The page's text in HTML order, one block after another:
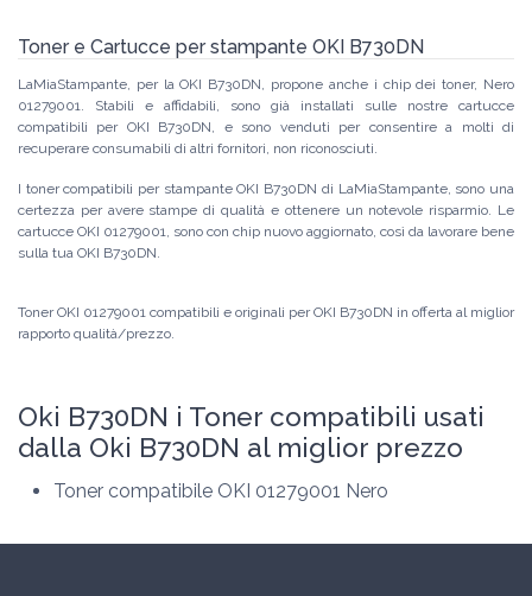
Toner e Cartucce per stampante OKI B730DN
LaMiaStampante, per la OKI B730DN, propone anche i chip dei toner, Nero
01279001. Stabili e affidabili, sono già installati sulle nostre cartucce
compatibili per OKI B730DN, e sono venduti per consentire a molti di
recuperare consumabili di altri fornitori, non riconosciuti.
I toner compatibili per stampante OKI B730DN di LaMiaStampante, sono una
certezza per avere stampe di qualità e ottenere un notevole risparmio. Le
cartucce OKI 01279001, sono con chip nuovo aggiornato, così da lavorare bene
sulla tua OKI B730DN.
Toner OKI 01279001 compatibili e originali per OKI B730DN in offerta al miglior
rapporto qualità/prezzo.
Oki B730DN i Toner compatibili usati
dalla Oki B730DN al miglior prezzo
Toner compatibile OKI 01279001 Nero